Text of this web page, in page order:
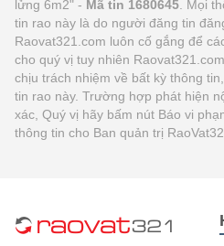
lửng 6m2" - Mã tin 1680645 . Mọi
tin rao này là do người đăng tin
Raovat321.com luôn cố gắng để
cho quý vị tuy nhiên
chịu trách nhiệm về bất kỳ thông
tin rao này. Trường hợp phát hiện
xác, Quý vị hãy bấm nút Báo vi
thông tin cho Ban quản trị